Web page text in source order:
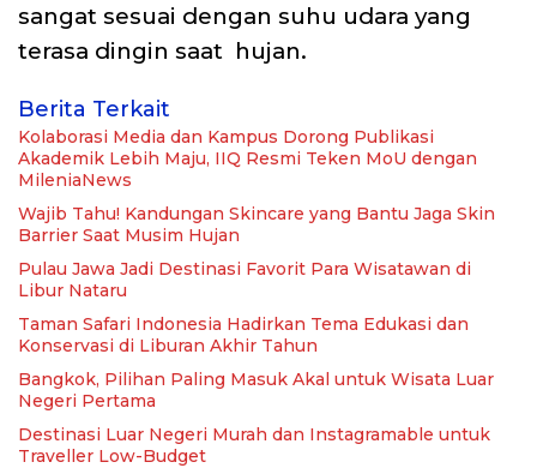
sangat sesuai dengan suhu udara yang
terasa dingin saat hujan.
Berita Terkait
Kolaborasi Media dan Kampus Dorong Publikasi
Akademik Lebih Maju, IIQ Resmi Teken MoU dengan
MileniaNews
Wajib Tahu! Kandungan Skincare yang Bantu Jaga Skin
Barrier Saat Musim Hujan
Pulau Jawa Jadi Destinasi Favorit Para Wisatawan di
Libur Nataru
Taman Safari Indonesia Hadirkan Tema Edukasi dan
Konservasi di Liburan Akhir Tahun
Bangkok, Pilihan Paling Masuk Akal untuk Wisata Luar
Negeri Pertama
Destinasi Luar Negeri Murah dan Instagramable untuk
Traveller Low-Budget